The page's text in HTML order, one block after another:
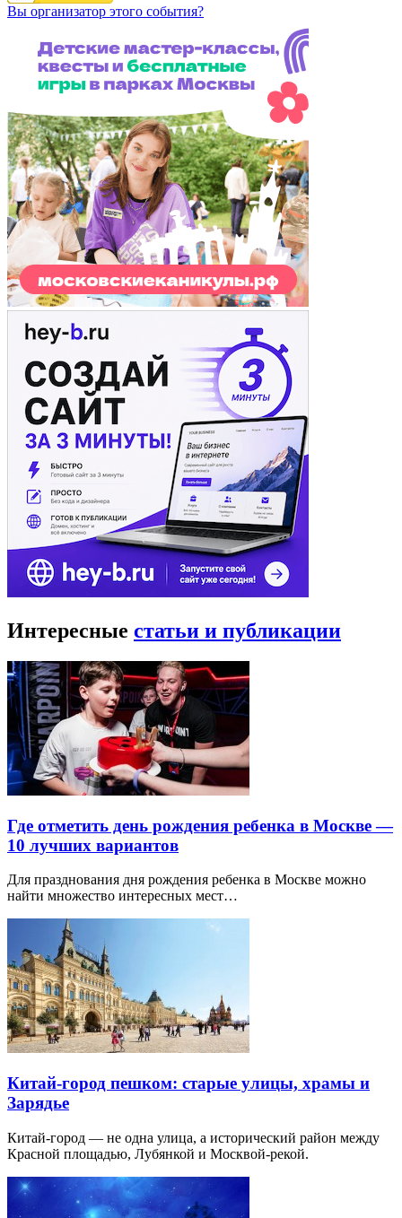
Вы организатор этого события?
Интересные статьи и публикации
Где отметить день рождения ребенка в Москве —
10 лучших вариантов
Для празднования дня рождения ребенка в Москве можно
найти множество интересных мест…
Китай-город пешком: старые улицы, храмы и
Зарядье
Китай-город — не одна улица, а исторический район между
Красной площадью, Лубянкой и Москвой-рекой.